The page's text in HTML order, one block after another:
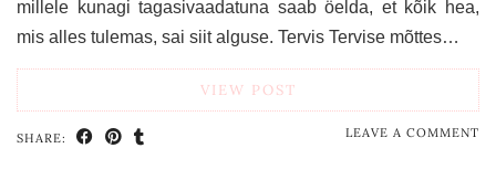
millele kunagi tagasivaadatuna saab öelda, et kõik hea,
mis alles tulemas, sai siit alguse. Tervis Tervise mõttes…
VIEW POST
SHARE: LEAVE A COMMENT